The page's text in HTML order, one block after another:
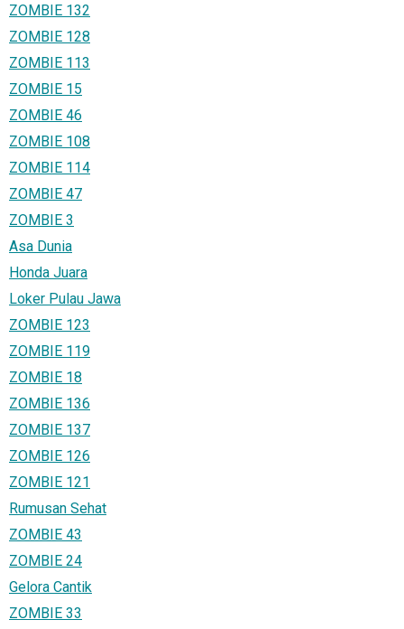
ZOMBIE 132
ZOMBIE 128
ZOMBIE 113
ZOMBIE 15
ZOMBIE 46
ZOMBIE 108
ZOMBIE 114
ZOMBIE 47
ZOMBIE 3
Asa Dunia
Honda Juara
Loker Pulau Jawa
ZOMBIE 123
ZOMBIE 119
ZOMBIE 18
ZOMBIE 136
ZOMBIE 137
ZOMBIE 126
ZOMBIE 121
Rumusan Sehat
ZOMBIE 43
ZOMBIE 24
Gelora Cantik
ZOMBIE 33